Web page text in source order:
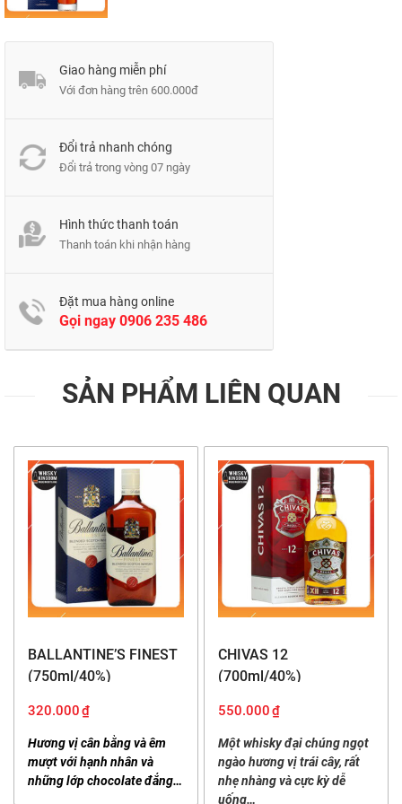
Chắc hẳn bạn cũng đã thưởng thức những chai
scotch whisky giá hời rồi chứ:
Johnnie Walker Red Label
Cho dù bạn thưởng thức chúng với cách nào đi
chăng nữa, bạn có thấy chất lượng của chúng vẫn
Passport Scotch
Thông tin chi tiết chai whisky Passport
Scotch
Thương hiệu:
Passport
Dung tích:
1000ml
Giao hàng miễn phí
Với đơn hàng trên 600.000đ
Đổi trả nhanh chóng
Đổi trả trong vòng 07 ngày
Hình thức thanh toán
Thanh toán khi nhận hàng
Đặt mua hàng online
Gọi ngay 0906 235 486
SẢN PHẨM LIÊN QUAN
BALLANTINE’S FINEST
(750ml/40%)
320.000₫
Hương vị cân bằng và êm
mượt với hạnh nhân và
những lớp chocolate đắng…
CHIVAS 12
(700ml/40%)
550.000₫
Một whisky đại chúng ngọt
ngào hương vị trái cây, rất
nhẹ nhàng và cực kỳ dễ
uống…